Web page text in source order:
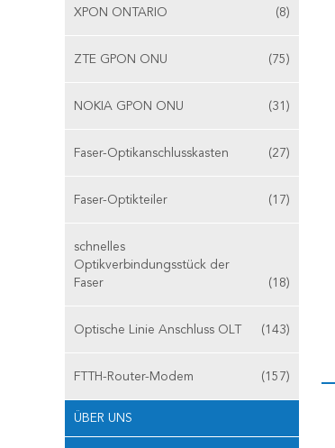
XPON ONTARIO (8)
ZTE GPON ONU (75)
NOKIA GPON ONU (31)
Faser-Optikanschlusskasten (27)
Faser-Optikteiler (17)
schnelles
Optikverbindungsstück der
Faser
(18)
Optische Linie Anschluss OLT (143)
FTTH-Router-Modem (157)
ÜBER UNS